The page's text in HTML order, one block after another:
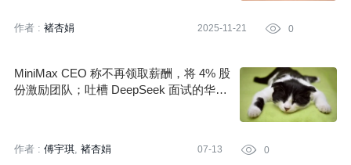
作者 : 褚杏娟 2025-11-21  0
MiniMax CEO 称不再领取薪酬，将 4% 股
份激励团队；吐槽 DeepSeek 面试的华为
作者 : 傅宇琪 褚杏娟 07-13  0